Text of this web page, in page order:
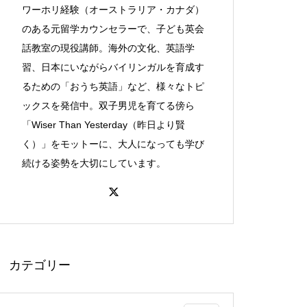
ワーホリ経験（オーストラリア・カナダ）
のある元留学カウンセラーで、子ども英会
話教室の現役講師。海外の文化、英語学
習、日本にいながらバイリンガルを育成す
るための「おうち英語」など、様々なトピ
ックスを発信中。双子男児を育てる傍ら
「Wiser Than Yesterday（昨日より賢
く）」をモットーに、大人になっても学び
続ける姿勢を大切にしています。
カテゴリー